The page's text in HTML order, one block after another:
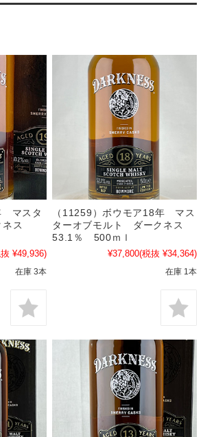
マスタ
ネス
¥49,936)
在庫 3本
（11259）ボウモア18年 マス
ターオブモルト ダークネス
53.1％ 500ｍｌ
¥37,800(税抜 ¥34,364)
在庫 1本